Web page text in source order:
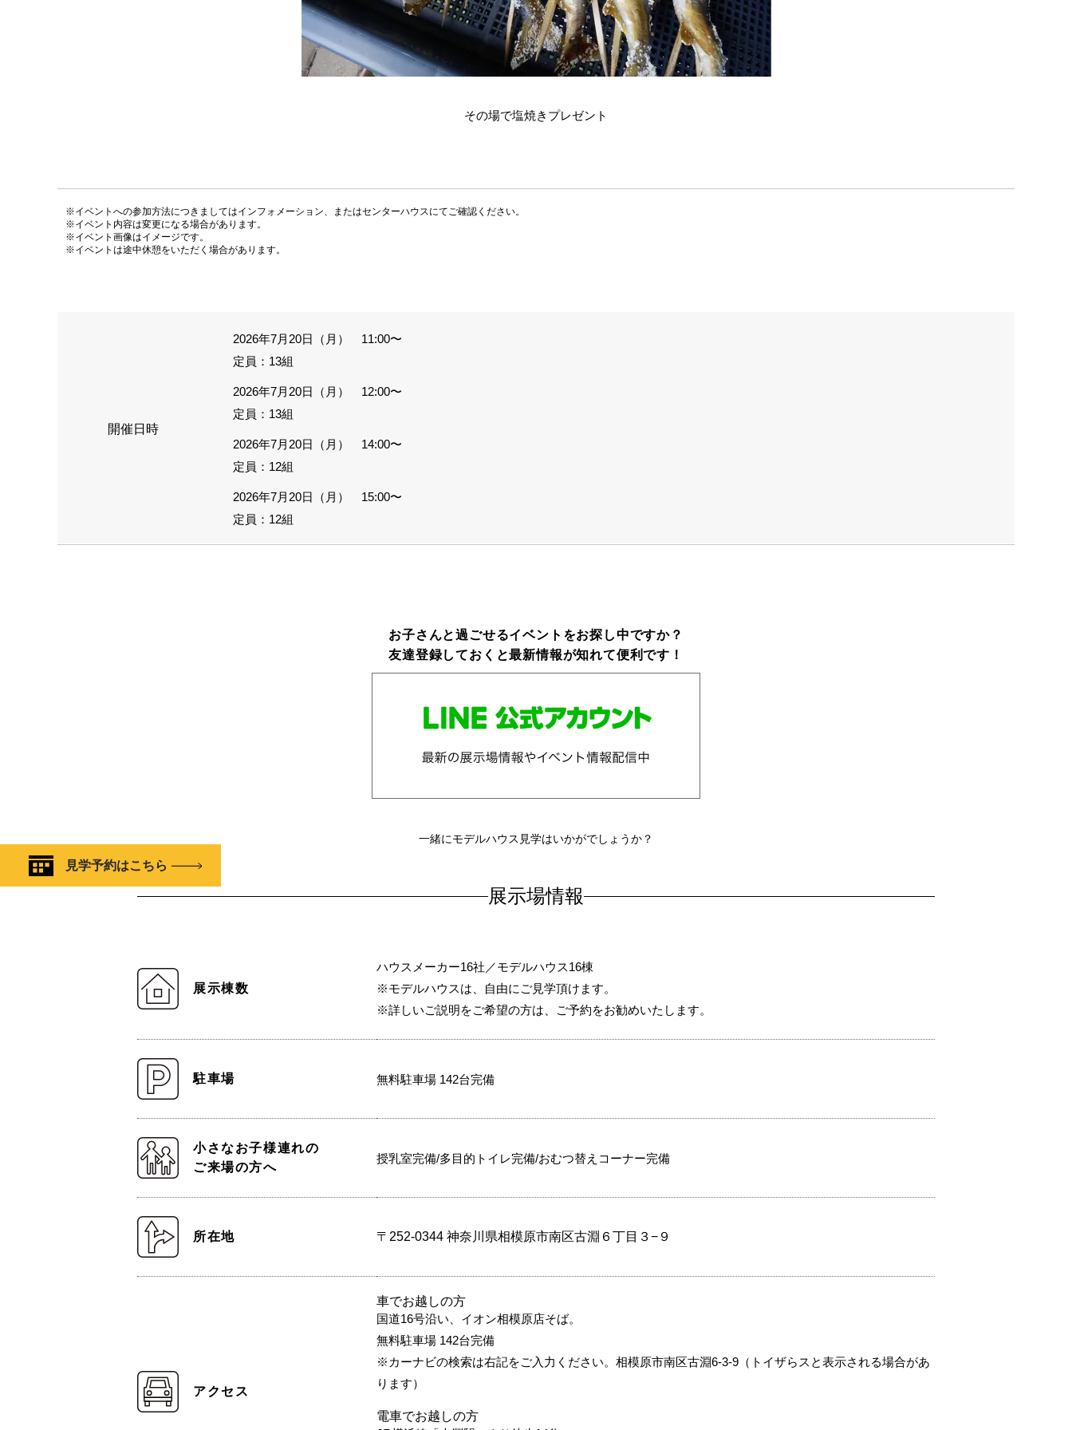
その場で塩焼きプレゼント
※イベントへの参加方法につきましてはインフォメーション、またはセンターハウスにてご確認ください。
※イベント内容は変更になる場合があります。
※イベント画像はイメージです。
※イベントは途中休憩をいただく場合があります。
開催日時
2026年7月20日（月） 11:00〜
定員：13組
2026年7月20日（月） 12:00〜
定員：13組
2026年7月20日（月） 14:00〜
定員：12組
2026年7月20日（月） 15:00〜
定員：12組
お子さんと過ごせるイベントをお探し中ですか？
友達登録しておくと最新情報が知れて便利です！
一緒にモデルハウス見学はいかがでしょうか？
見学予約はこちら
展示場情報
展示棟数
ハウスメーカー16社／モデルハウス16棟
※モデルハウスは、自由にご見学頂けます。
※詳しいご説明をご希望の方は、ご予約をお勧めいたします。
駐車場 無料駐車場 142台完備
小さなお子様連れの
ご来場の方へ
授乳室完備/多目的トイレ完備/おむつ替えコーナー完備
所在地 〒252-0344 神奈川県相模原市南区古淵６丁目３−９
アクセス
車でお越しの方
国道16号沿い、イオン相模原店そば。
無料駐車場 142台完備
※カーナビの検索は右記をご入力ください。相模原市南区古淵6-3-9（トイザらスと表示される場合があ
ります）
電車でお越しの方